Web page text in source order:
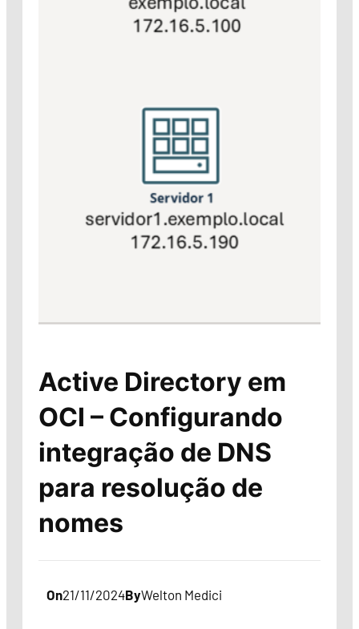
Active Directory em
OCI – Configurando
integração de DNS
para resolução de
nomes
On21/11/2024ByWelton Medici